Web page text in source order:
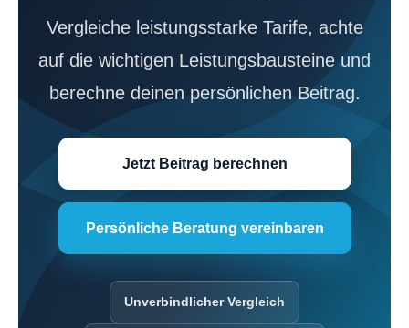
Vergleiche leistungsstarke Tarife, achte
auf die wichtigen Leistungsbausteine und
berechne deinen persönlichen Beitrag.
Jetzt Beitrag berechnen
Persönliche Beratung vereinbaren
Unverbindlicher Vergleich